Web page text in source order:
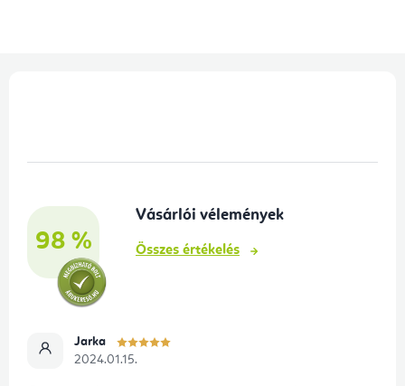
98 %
Vásárlói vélemények
Összes értékelés
Jarka
2024.01.15.